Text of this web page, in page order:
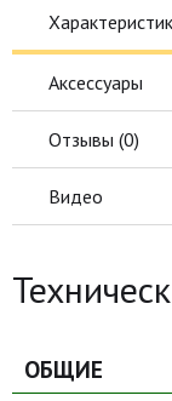
Аксессуары
Отзывы (0)
Видео
ОБЩИЕ